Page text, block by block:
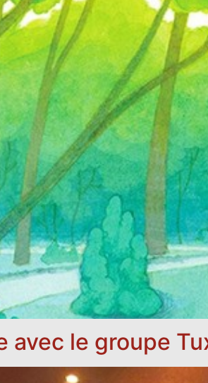
avec le groupe